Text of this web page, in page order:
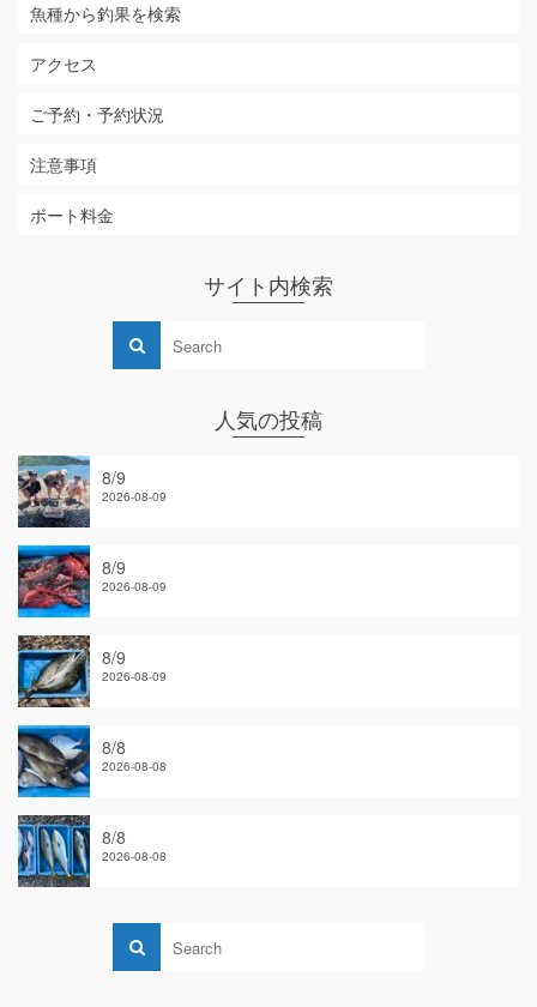
魚種から釣果を検索
アクセス
ご予約・予約状況
注意事項
ボート料金
サイト内検索
人気の投稿
8/9
2026-08-09
8/9
2026-08-09
8/9
2026-08-09
8/8
2026-08-08
8/8
2026-08-08